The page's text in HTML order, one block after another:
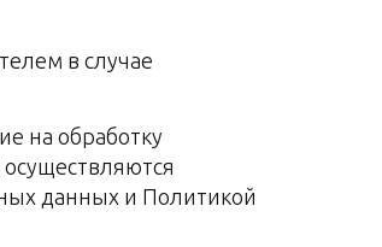
в случае
на обработку
данных и Политикой